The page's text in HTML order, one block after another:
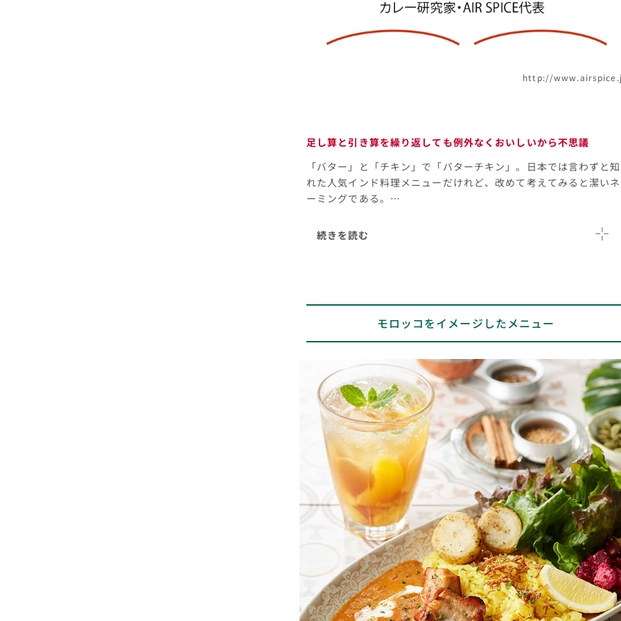
http://
足し算と引き算を繰り返しても例外なくおいしいから不思議
「バター」と「チキン」で「バターチキン」。日本では言わずと知
れた人気インド料理メニューだけれど、改めて考えてみると潔いネ
ーミングである。…
続きを読む
ひとつにトマトがある。僕が生まれて初めてバターチキンカレ
ーを食べたのは、六本木『モティ』。ほんのりピンクがかった
クリーム色のソースを口に運ぶとチーズのような濃厚なうま味
がある。「世の中にはこんなにおいしいものがあったのか！」
と感動したことを覚えている。その後、作り方のポイントを聞
く機会があったが、徹底的に煮詰めたトマトのうま味がキーポ
イントということだった。
モロッコをイメージしたメニュー